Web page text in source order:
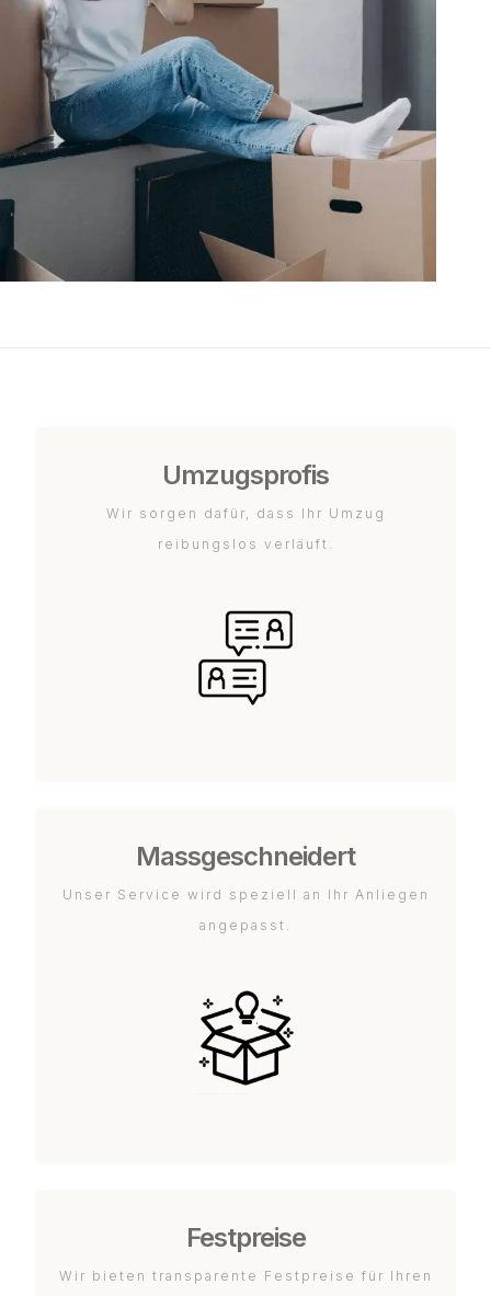
Umzugsprofis
Wir sorgen dafür, dass Ihr Umzug
reibungslos verläuft.
Massgeschneidert
Unser Service wird speziell an Ihr Anliegen
angepasst.
Festpreise
Wir bieten transparente Festpreise für Ihren